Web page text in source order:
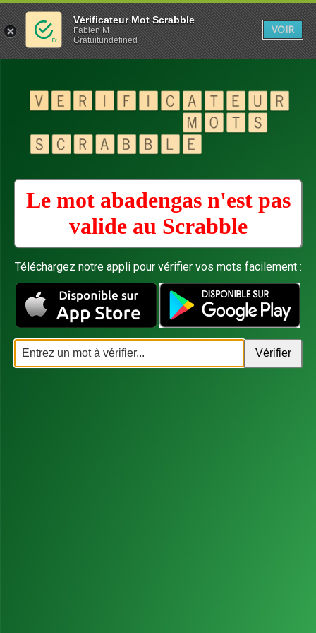
Le mot abadengas n'est pas
valide au Scrabble
Téléchargez notre appli pour vérifier vos mots facilement :
Vérificateur Mot Scrabble
Fabien M
Gratuitundefined
VOIR